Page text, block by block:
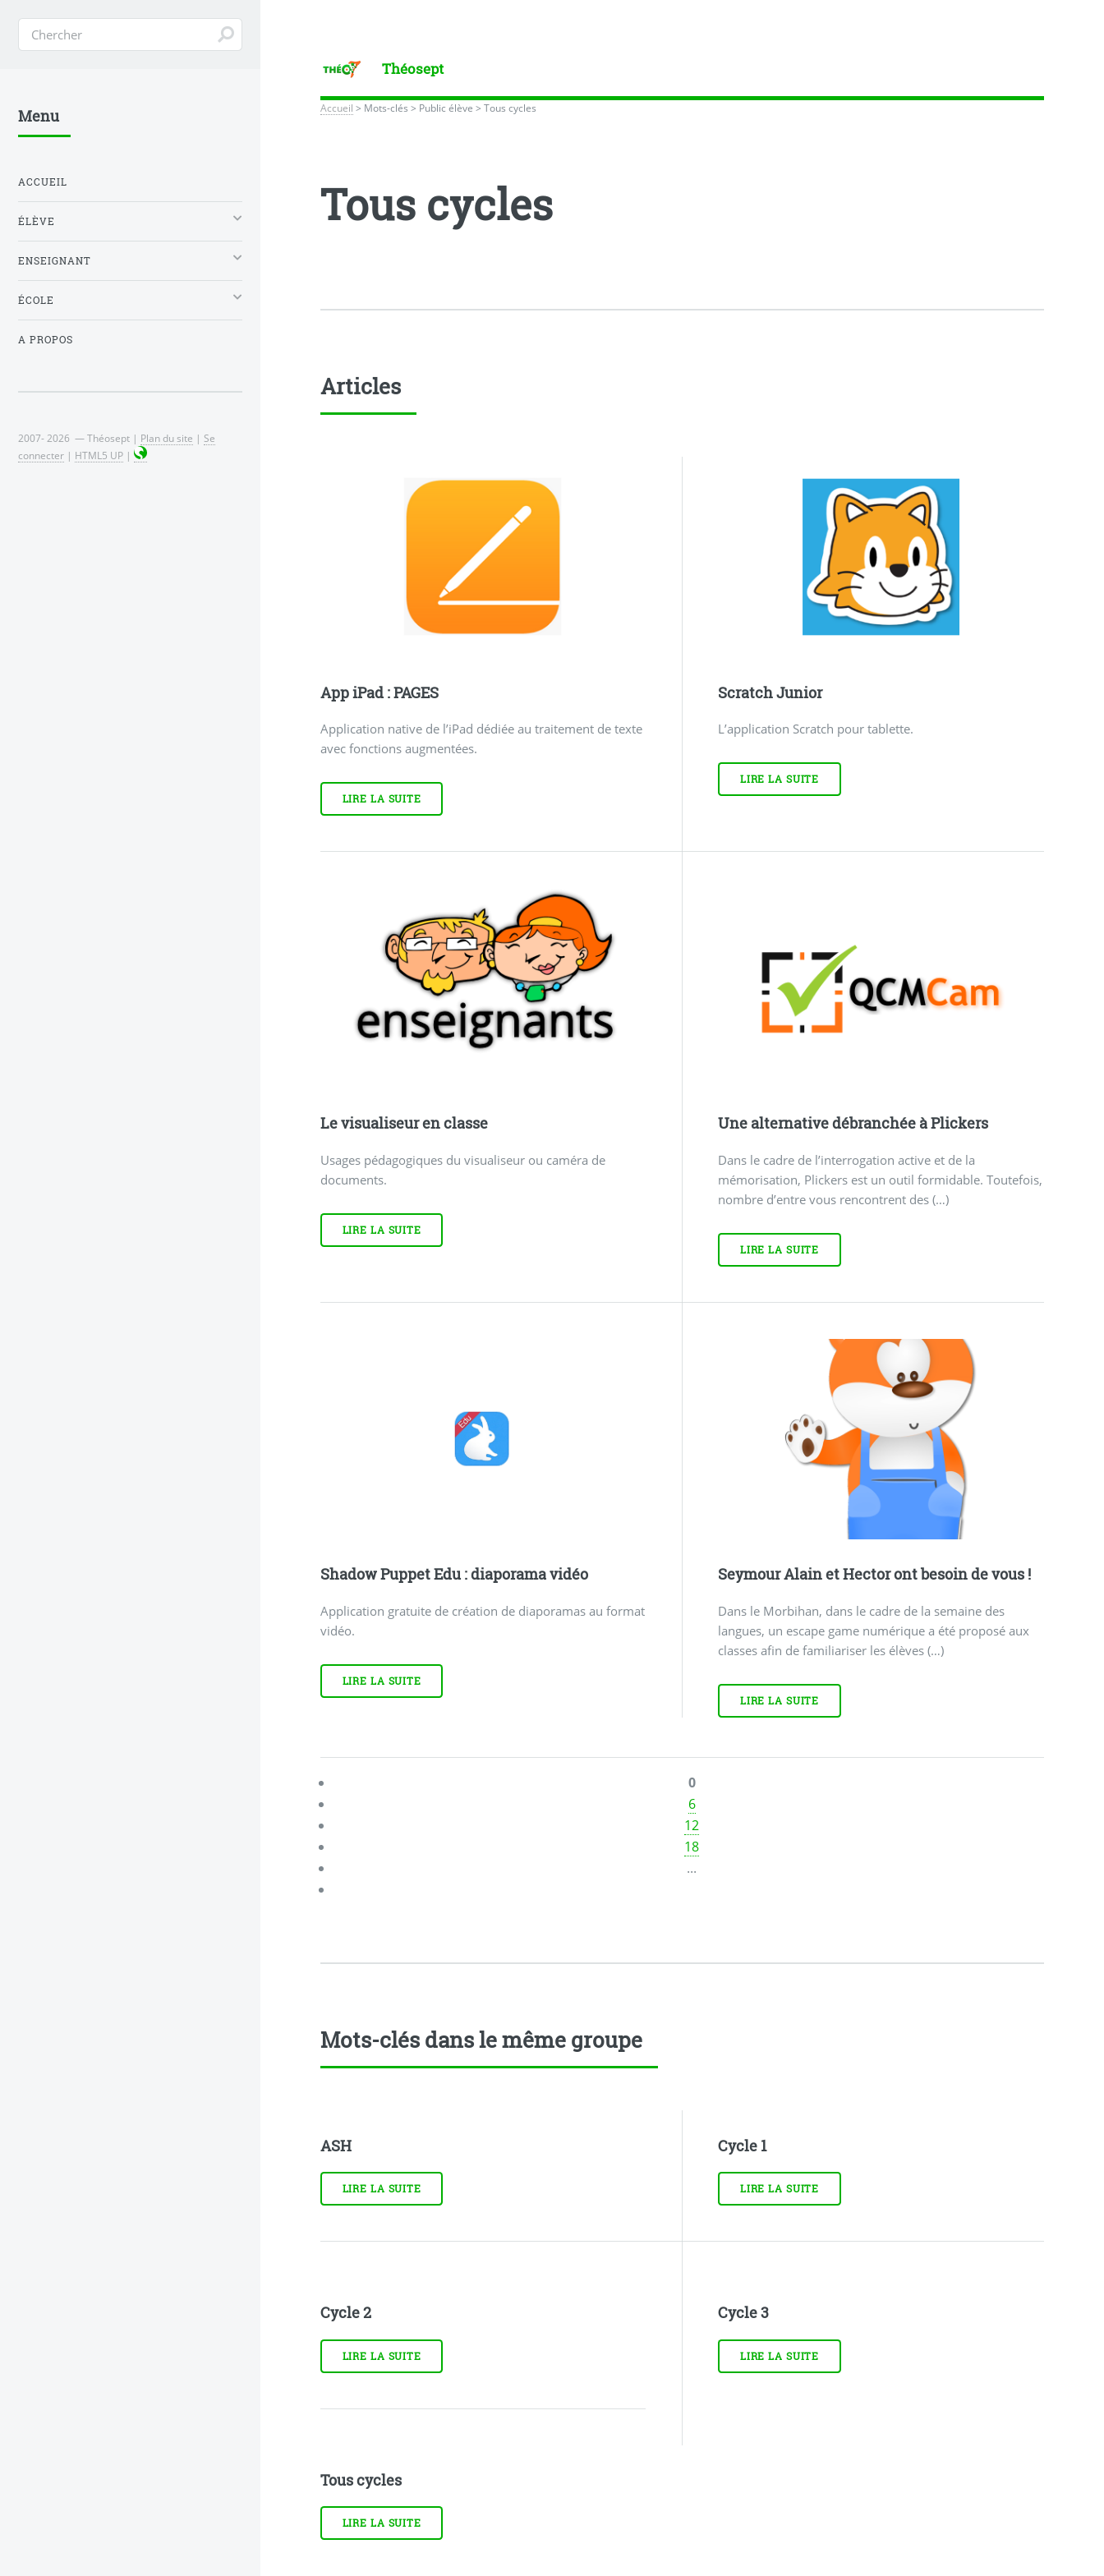
Théosept
Accueil > Mots-clés > Public élève >Tous cycles
Tous cycles
Articles
App iPad : PAGES
Application native de l’iPad dédiée au traitement de texte
avec fonctions augmentées.
LIRE LA SUITE
Scratch Junior
L’application Scratch pour tablette.
LIRE LA SUITE
Le visualiseur en classe
Usages pédagogiques du visualiseur ou caméra de
documents.
LIRE LA SUITE
Une alternative débranchée à Plickers
Dans le cadre de l’interrogation active et de la
mémorisation, Plickers est un outil formidable. Toutefois,
nombre d’entre vous rencontrent des (…)
LIRE LA SUITE
Shadow Puppet Edu : diaporama vidéo
Application gratuite de création de diaporamas au format
vidéo.
LIRE LA SUITE
Seymour Alain et Hector ont besoin de vous !
Dans le Morbihan, dans le cadre de la semaine des
langues, un escape game numérique a été proposé aux
classes afin de familiariser les élèves (…)
LIRE LA SUITE
0
6
12
18
...
Mots-clés dans le même groupe
ASH
LIRE LA SUITE
Cycle 1
LIRE LA SUITE
Cycle 2
LIRE LA SUITE
Cycle 3
LIRE LA SUITE
Tous cycles
LIRE LA SUITE
Menu
ACCUEIL
ÉLÈVE
ENSEIGNANT
ÉCOLE
A PROPOS
2007- 2026 — Théosept | Plan du site | Se
connecter | HTML5 UP |